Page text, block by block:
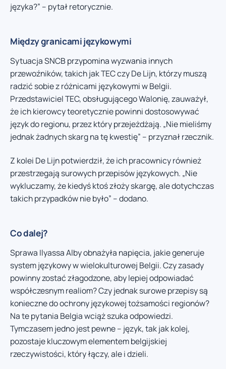
języka?” – pytał retorycznie.
Między granicami językowymi
Sytuacja SNCB przypomina wyzwania innych
przewoźników, takich jak TEC czy De Lijn, którzy muszą
radzić sobie z różnicami językowymi w Belgii.
Przedstawiciel TEC, obsługującego Walonię, zauważył,
że ich kierowcy teoretycznie powinni dostosowywać
język do regionu, przez który przejeżdżają. „Nie mieliśmy
jednak żadnych skarg na tę kwestię” – przyznał rzecznik.
Z kolei De Lijn potwierdził, że ich pracownicy również
przestrzegają surowych przepisów językowych. „Nie
wykluczamy, że kiedyś ktoś złoży skargę, ale dotychczas
takich przypadków nie było” – dodano.
Co dalej?
Sprawa Ilyassa Alby obnażyła napięcia, jakie generuje
system językowy w wielokulturowej Belgii. Czy zasady
powinny zostać złagodzone, aby lepiej odpowiadać
współczesnym realiom? Czy jednak surowe przepisy są
konieczne do ochrony językowej tożsamości regionów?
Na te pytania Belgia wciąż szuka odpowiedzi.
Tymczasem jedno jest pewne – język, tak jak kolej,
pozostaje kluczowym elementem belgijskiej
rzeczywistości, który łączy, ale i dzieli.